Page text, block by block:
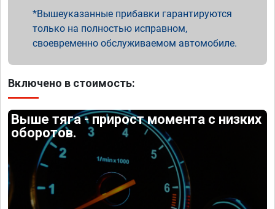
Вышеуказанные прибавки гарантируются
только на полностью исправном,
своевременно обслуживаемом автомобиле.
Включено в стоимость:
Выше тяга - прирост момента с низких
оборотов.